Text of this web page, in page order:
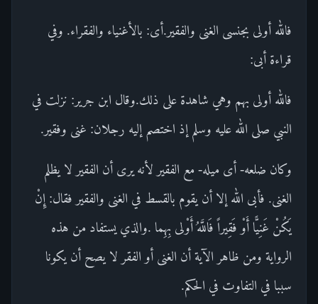
فالله أولى بجنسى الغنى والفقير.أى: بالأغنياء والفقراء. وفي
قراءة أبى:
فالله أولى بهم وهي شاهدة على ذلك.وقال ابن جرير: نزلت في
النبي صلى الله عليه وسلم إذ اختصم إليه رجلان: غنى وفقير.
وكان ضلعه- أى ميله- مع الفقير لأنه يرى أن الفقير لا يظلم
الغنى. فأبى الله إلا أن يقوم بالقسط في الغنى والفقير فقال: إِنْ
يَكُنْ غَنِيًّا أَوْ فَقِيراً فَاللَّهُ أَوْلى بِهِما .والذي يستفاد من هذه
الرواية ومن ظاهر الآية أن الغنى أو الفقر لا يصح أن يكونا
سببا في التفاوت في الحكم.